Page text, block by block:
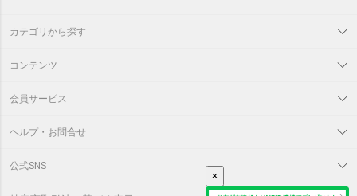
×
カテゴリから探す
コンテンツ
会員サービス
ヘルプ・お問合せ
公式SNS